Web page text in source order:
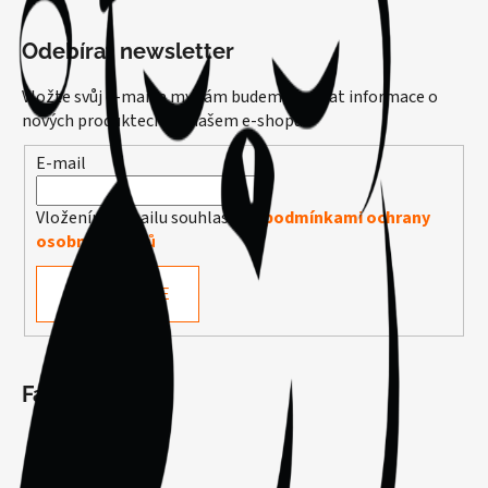
Odebírat newsletter
Vložte svůj e-mail a my vám budeme zasílat informace o
nových produktech na našem e-shopu.
E-mail
Vložením e-mailu souhlasíte s
podmínkami ochrany
osobních údajů
PŘIHLÁSIT SE
Facebook